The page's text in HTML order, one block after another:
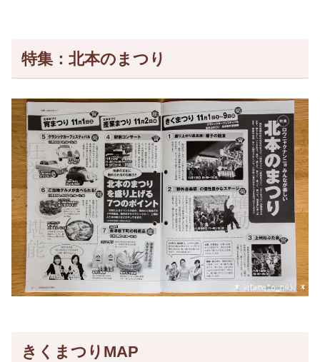
特集：北本のまつり
きくまつりMAP